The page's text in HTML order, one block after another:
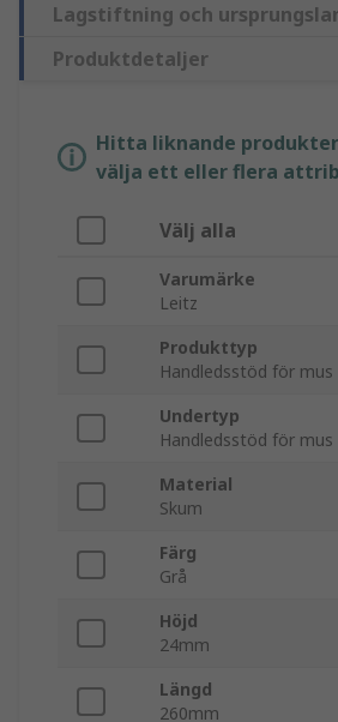
Lagstiftning och
Produktdetaljer
Hitta liknande
välja ett eller flera
Välj alla
Varumärke
Leitz
Produkttyp
Handledsstöd för mus
Undertyp
Handledsstöd för mus
Material
Skum
Färg
Grå
Höjd
24mm
Längd
260mm